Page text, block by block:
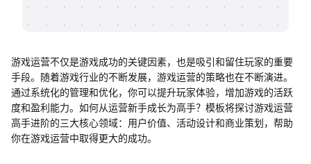
游戏运营不仅是游戏成功的关键因素，也是吸引和留住玩家的重要
手段。随着游戏行业的不断发展，游戏运营的策略也在不断演进。
通过系统化的管理和优化，你可以提升玩家体验，增加游戏的活跃
度和盈利能力。如何从运营新手成长为高手？模板将探讨游戏运营
高手进阶的三大核心领域：用户价值、活动设计和商业策划，帮助
你在游戏运营中取得更大的成功。